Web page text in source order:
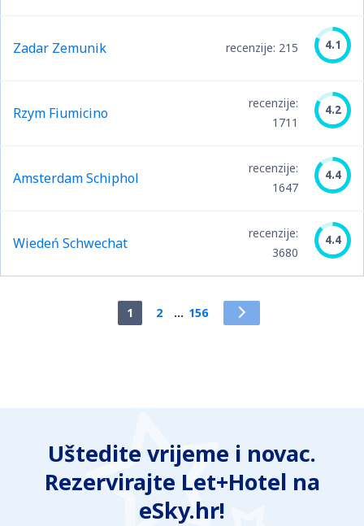
Zadar Zemunik recenzije: 215 4.1
Rzym Fiumicino
recenzije:
1711
4.2
Amsterdam Schiphol
recenzije:
1647
4.4
Wiedeń Schwechat
recenzije:
3680
4.4
1 2 ... 156
Uštedite vrijeme i novac.
Rezervirajte Let+Hotel na
eSky.hr!